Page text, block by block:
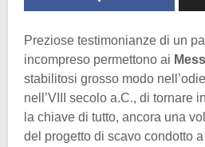
Preziose testimonianze di un
incompreso permettono ai
stabilitosi grosso modo
nell’VIII secolo a.C., di tornare
la chiave di tutto, ancora una
del progetto di scavo condotto